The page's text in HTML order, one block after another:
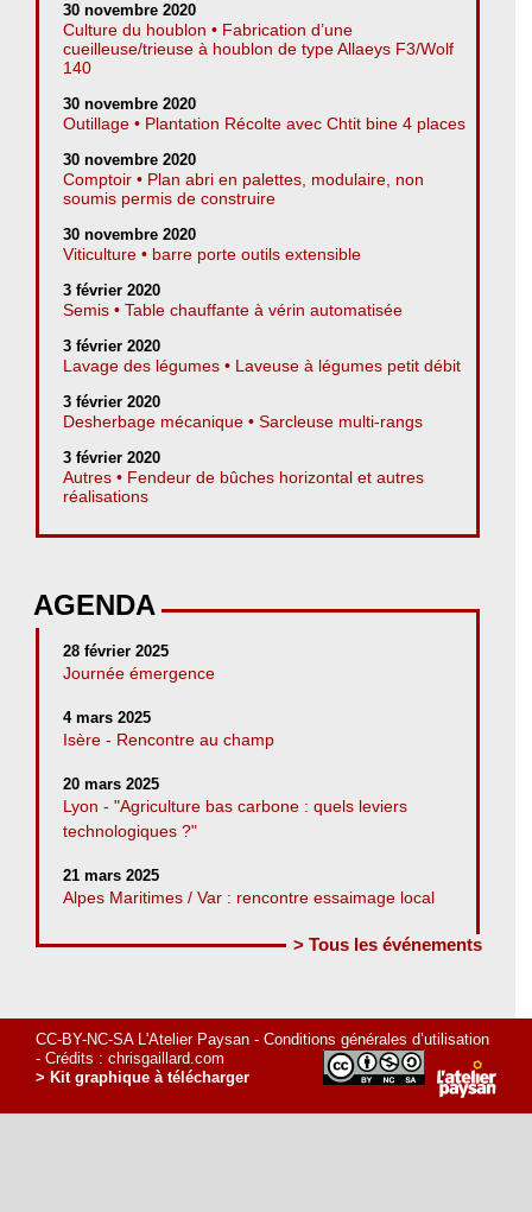
30 novembre 2020
Culture du houblon • Fabrication d’une
cueilleuse/trieuse à houblon de type Allaeys F3/Wolf
140
30 novembre 2020
Outillage • Plantation Récolte avec Chtit bine 4 places
30 novembre 2020
Comptoir • Plan abri en palettes, modulaire, non
soumis permis de construire
30 novembre 2020
Viticulture • barre porte outils extensible
3 février 2020
Semis • Table chauffante à vérin automatisée
3 février 2020
Lavage des légumes • Laveuse à légumes petit débit
3 février 2020
Desherbage mécanique • Sarcleuse multi-rangs
3 février 2020
Autres • Fendeur de bûches horizontal et autres
réalisations
AGENDA
28 février 2025
Journée émergence
4 mars 2025
Isère - Rencontre au champ
20 mars 2025
Lyon - "Agriculture bas carbone : quels leviers
technologiques ?"
21 mars 2025
Alpes Maritimes / Var : rencontre essaimage local
> Tous les événements
CC-BY-NC-SA L'Atelier Paysan - Conditions générales d’utilisation
- Crédits : chrisgaillard.com
> Kit graphique à télécharger